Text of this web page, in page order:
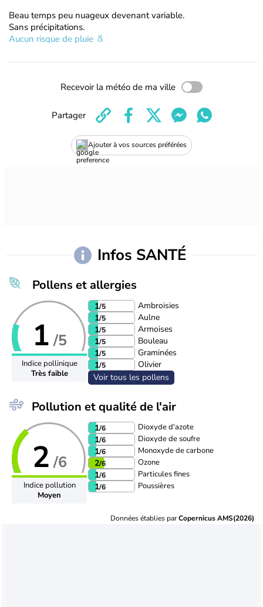
Beau temps peu nuageux devenant variable.
Sans précipitations.
Aucun risque de pluie
Recevoir la météo de ma ville
Ajouter à vos sources préférées
Partager
Infos SANTÉ
Pollens et allergies
1 /5
Indice pollinique
Très faible
1/5
Ambroisies
1/5
Aulne
1/5
Armoises
1/5
Bouleau
1/5
Graminées
1/5
Olivier
Voir tous les pollens
Pollution et qualité de l'air
2 /6
Indice pollution
Moyen
1/6 Dioxyde d'azote
1/6 Dioxyde de soufre
1/6 Monoxyde de carbone
2/6 Ozone
1/6 Particules fines
1/6 Poussières
Données établies parCopernicus AMS(2026)